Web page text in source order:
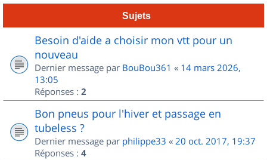
Sujets
Besoin d'aide a choisir mon vtt pour un
nouveau
Dernier message par BouBou361 « 14 mars 2026,
13:05
Réponses : 2
Bon pneus pour l'hiver et passage en
tubeless ?
Dernier message par philippe33 « 20 oct. 2017, 19:37
Réponses : 4